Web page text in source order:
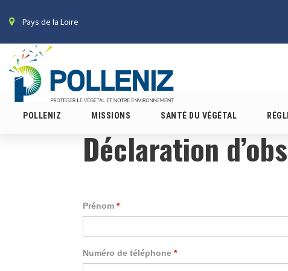
Pays de la Loire
POLLENIZ MISSIONS SANTÉ DU VÉGÉTAL
Déclaration
Prénom *
Numéro de téléphone *